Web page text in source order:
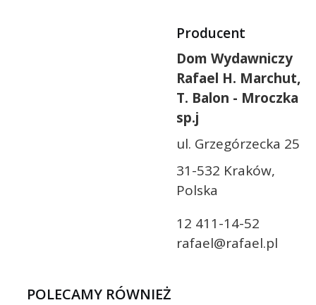
Producent
Dom Wydawniczy
Rafael H. Marchut,
T. Balon - Mroczka
sp.j
ul. Grzegórzecka 25
31-532 Kraków,
Polska
12 411-14-52
rafael@rafael.pl
POLECAMY RÓWNIEŻ